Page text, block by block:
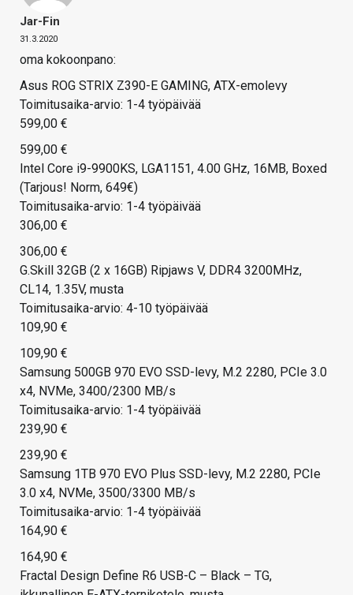
Jar-Fin
31.3.2020
oma kokoonpano:
Asus ROG STRIX Z390-E GAMING, ATX-emolevy
Toimitusaika-arvio: 1-4 työpäivää
599,00 €
599,00 €
Intel Core i9-9900KS, LGA1151, 4.00 GHz, 16MB, Boxed
(Tarjous! Norm, 649€)
Toimitusaika-arvio: 1-4 työpäivää
306,00 €
306,00 €
G.Skill 32GB (2 x 16GB) Ripjaws V, DDR4 3200MHz,
CL14, 1.35V, musta
Toimitusaika-arvio: 4-10 työpäivää
109,90 €
109,90 €
Samsung 500GB 970 EVO SSD-levy, M.2 2280, PCIe 3.0
x4, NVMe, 3400/2300 MB/s
Toimitusaika-arvio: 1-4 työpäivää
239,90 €
239,90 €
Samsung 1TB 970 EVO Plus SSD-levy, M.2 2280, PCIe
3.0 x4, NVMe, 3500/3300 MB/s
Toimitusaika-arvio: 1-4 työpäivää
164,90 €
164,90 €
Fractal Design Define R6 USB-C – Black – TG,